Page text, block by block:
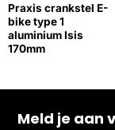
Praxis crankstel E-
bike type 1
aluminium Isis
170mm
Meld je aan